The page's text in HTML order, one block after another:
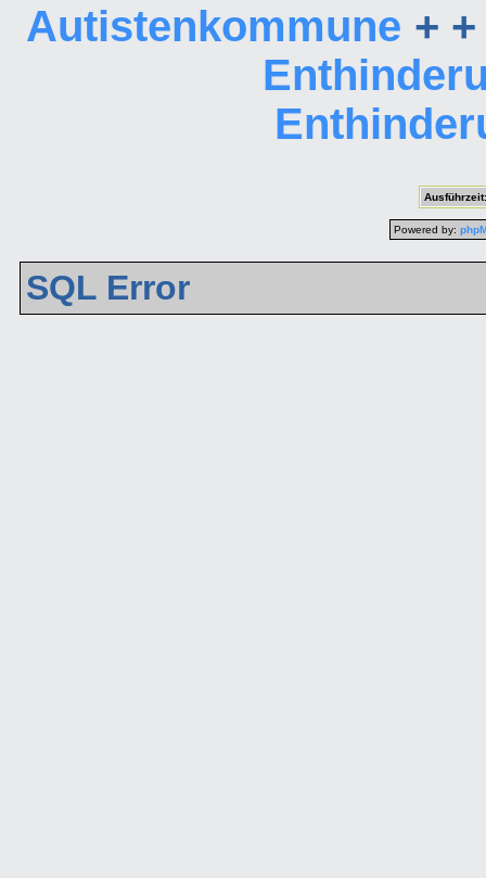
Autistenkommune +
Ausführzeit:
Powered by:
SQL Error